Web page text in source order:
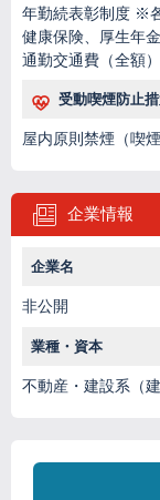
年勤続表彰制度 ※
健康保険、厚生年
通勤交通費（全額
受動喫煙防止
屋内原則禁煙（喫煙
企業情報
企業名
非公開
業種・資本
不動産・建設系（